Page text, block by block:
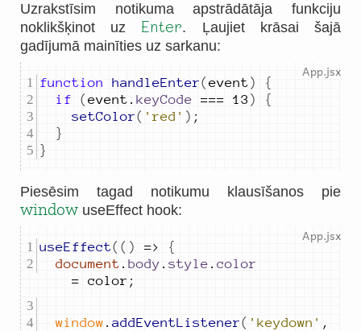
Uzrakstīsim notikuma apstrādātāja funkciju
noklikšķinot uz Enter. Ļaujiet krāsai šajā
gadījumā mainīties uz sarkanu:
function handleEnter( event)
{
if
( event . keyCode === 13 )
{
setColor( 'red' ) ;
}
}
Piesēsim tagad notikumu klausīšanos pie
window useEffect hook:
useEffect(() =>
{
document . body . style . color
= color ;
window . addEventListener( 'keydown' ,